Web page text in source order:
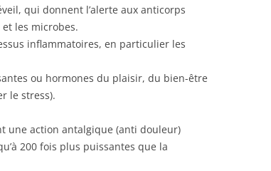
qui donnent l’alerte aux anticorps
les microbes.
inflammatoires, en particulier les
ou hormones du plaisir, du bien-être
le stress).
une action antalgique (anti douleur)
200 fois plus puissantes que la